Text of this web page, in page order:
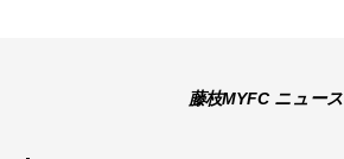
藤枝MYFC ニュース